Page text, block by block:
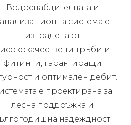
Водоснабдителната и
система е
изградена от
тръби и
фитинги, гарантиращи
и оптимален дебит.
е проектирана за
лесна поддръжка и
надеждност.